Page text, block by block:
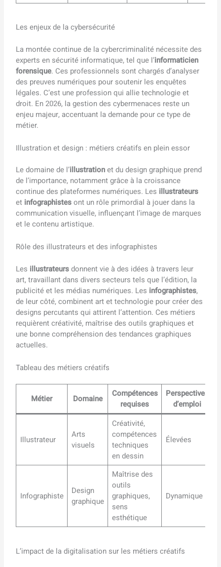
Les enjeux de la cybersécurité
La montée continue de la cybercriminalité nécessite des
experts en sécurité informatique, tel que l’informaticien
forensique. Ces professionnels sont chargés d’analyser
des preuves numériques pour soutenir les enquêtes
légales. C’est une profession qui allie technologie et
droit. En 2026, la gestion des cybermenaces reste un
enjeu majeur, accentuant la demande pour ce type de
métier.
Illustration et design : métiers créatifs en plein essor
Le domaine de l’illustrationet du design graphique prend
de l’importance, notamment grâce à la croissance
continue des plateformes numériques. Les illustrateurs
et infographistesont un rôle primordial à jouer dans la
communication visuelle, influençant l’image de marques
et le contenu artistique.
Rôle des illustrateurs et des infographistes
Les illustrateursdonnent vie à des idées à travers leur
art, travaillant dans divers secteurs tels que l’édition, la
publicité et les médias numériques. Les infographistes,
de leur côté, combinent art et technologie pour créer des
designs percutants qui attirent l’attention. Ces métiers
requièrent créativité, maîtrise des outils graphiques et
une bonne compréhension des tendances graphiques
actuelles.
Tableau des métiers créatifs
Métier Domaine
Compétences
requises
Perspectives
d’emploi
Illustrateur
Arts
visuels
Créativité,
compétences
techniques
en dessin
Élevées
Infographiste
Design
graphique
Maîtrise des
outils
graphiques,
sens
esthétique
Dynamique
L’impact de la digitalisation sur les métiers créatifs